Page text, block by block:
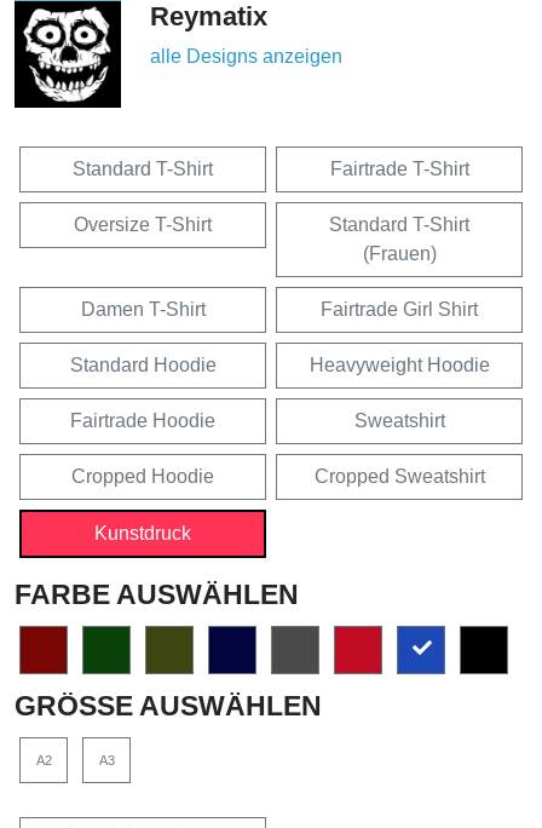
Reymatix
alle Designs anzeigen
Standard T-Shirt Fairtrade T-Shirt
Oversize T-Shirt
Standard T-Shirt
(Frauen)
Damen T-Shirt Fairtrade Girl Shirt
Standard Hoodie Heavyweight Hoodie
Fairtrade Hoodie Sweatshirt
Cropped Hoodie Cropped Sweatshirt
Kunstdruck
FARBE AUSWÄHLEN
GRÖSSE AUSWÄHLEN
A2 A3